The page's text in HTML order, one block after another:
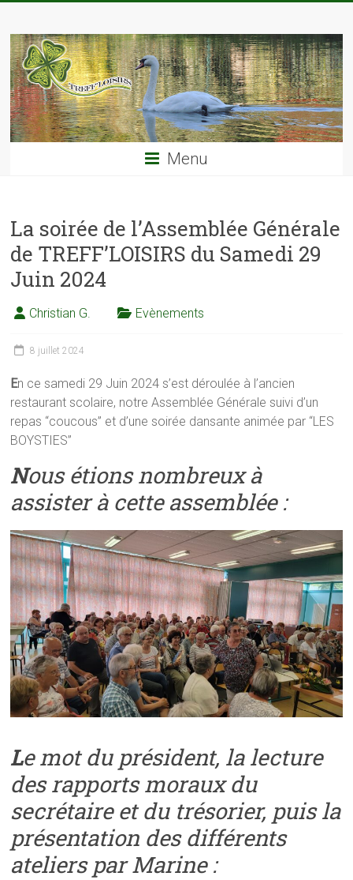
content
TREFF'LOISIRS
Menu
La soirée de l’Assemblée Générale
de TREFF’LOISIRS du Samedi 29
Juin 2024
Christian G. Evènements
8 juillet 2024
En ce samedi 29 Juin 2024 s’est déroulée à l’ancien
restaurant scolaire, notre Assemblée Générale suivi d’un
repas “coucous” et d’une soirée dansante animée par “LES
BOYSTIES”
Nous étions nombreux à
assister à cette assemblée :
Le mot du président, la lecture
des rapports moraux du
secrétaire et du trésorier, puis la
présentation des différents
ateliers par Marine :